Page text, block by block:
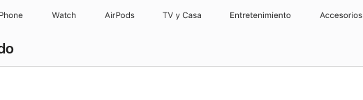
Watch AirPods TV y Casa Entretenimiento Accesorios